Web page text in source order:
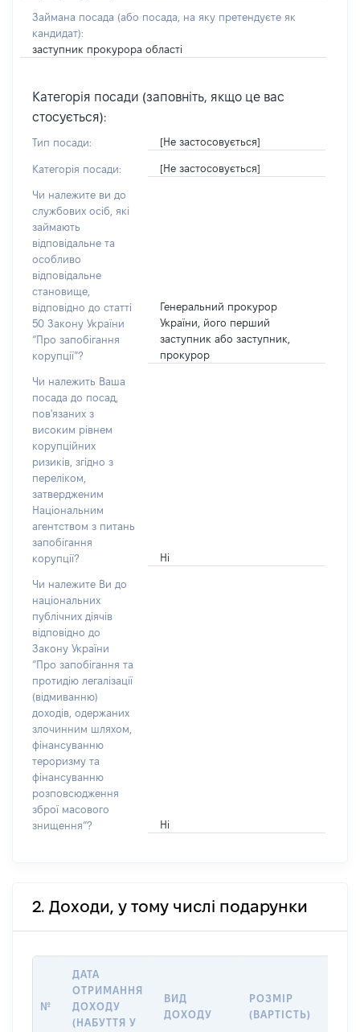
Займана посада (або посада, на яку претендуєте як
кандидат):
заступник прокурора області
Категорія посади (заповніть, якщо це вас
стосується):
Тип посади: [Не застосовується]
Категорія посади: [Не застосовується]
Чи належите ви до
службових осіб, які
займають
відповідальне та
особливо
відповідальне
становище,
відповідно до статті
50 Закону України
“Про запобігання
корупції”?
Генеральний прокурор
України, його перший
заступник або заступник,
прокурор
Чи належить Ваша
посада до посад,
пов'язаних з
високим рівнем
корупційних
ризиків, згідно з
переліком,
затвердженим
Національним
агентством з питань
запобігання
корупції?
Ні
Чи належите Ви до
національних
публічних діячів
відповідно до
Закону України
“Про запобігання та
протидію легалізації
(відмиванню)
доходів, одержаних
злочинним шляхом,
фінансуванню
тероризму та
фінансуванню
розповсюдження
зброї масового
знищення”?
Ні
2. Доходи, у тому числі подарунки
№
ДАТА
ОТРИМАННЯ
ДОХОДУ
(НАБУТТЯ У
ВИД
ДОХОДУ
РОЗМІР
(ВАРТІСТЬ)